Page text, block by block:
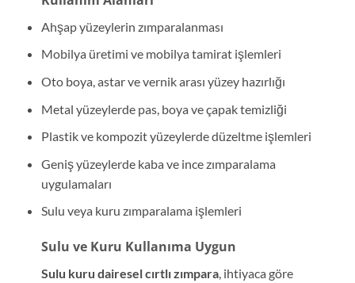
Ahşap yüzeylerin zımparalanması
Mobilya üretimi ve mobilya tamirat işlemleri
Oto boya, astar ve vernik arası yüzey hazırlığı
Metal yüzeylerde pas, boya ve çapak temizliği
Plastik ve kompozit yüzeylerde düzeltme işlemleri
Geniş yüzeylerde kaba ve ince zımparalama
uygulamaları
Sulu veya kuru zımparalama işlemleri
Sulu ve Kuru Kullanıma Uygun
Sulu kuru dairesel cırtlı zımpara, ihtiyaca göre